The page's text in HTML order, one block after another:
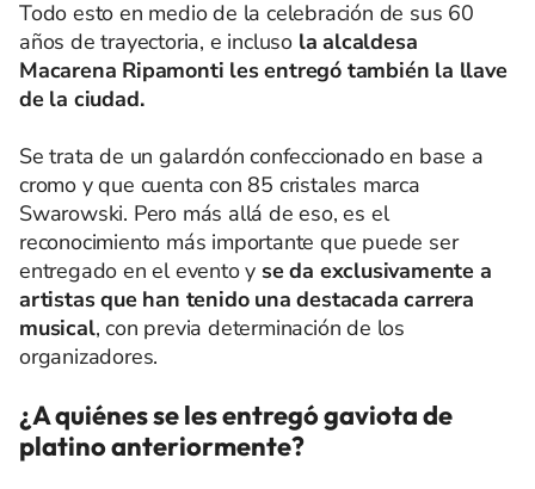
Todo esto en medio de la celebración de sus 60
años de trayectoria, e incluso la alcaldesa
Macarena Ripamonti les entregó también la llave
de la ciudad.
Se trata de un galardón confeccionado en base a
cromo y que cuenta con 85 cristales marca
Swarowski. Pero más allá de eso, es el
reconocimiento más importante que puede ser
entregado en el evento y se da exclusivamente a
artistas que han tenido una destacada carrera
musical, con previa determinación de los
organizadores.
¿A quiénes se les entregó gaviota de
platino anteriormente?